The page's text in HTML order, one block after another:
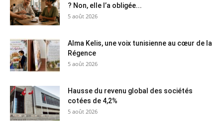
? Non, elle l’a obligée...
5 août 2026
Alma Kelis, une voix tunisienne au cœur de la
Régence
5 août 2026
Hausse du revenu global des sociétés
cotées de 4,2%
5 août 2026